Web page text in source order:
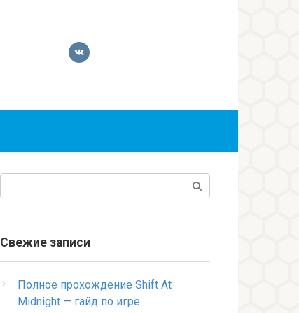
Свежие записи
Полное прохождение Shift At
Midnight — гайд по игре